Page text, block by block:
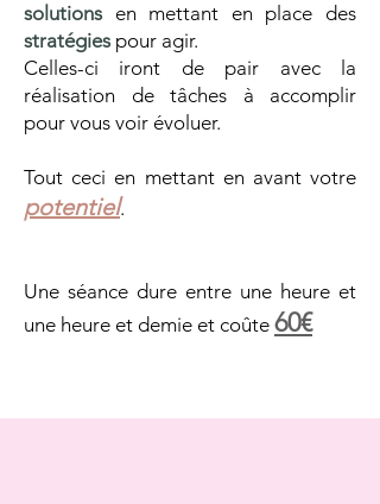
solutions en mettant en place des
stratégies pour agir.
Celles-ci iront de pair avec la
réalisation de tâches à accomplir
pour vous voir évoluer.
Tout ceci en mettant en avant votre
potentiel.
Une séance dure entre une heure et
une heure et demie et coûte 60€